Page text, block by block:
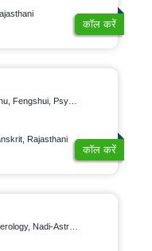
कॉल करें
Medical-Astrology
Rajasthani
कॉल करें
Astrology, Psychology